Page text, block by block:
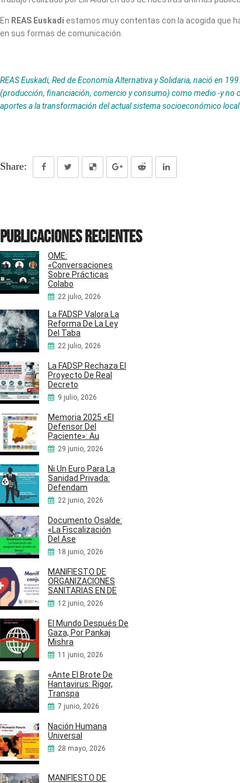
En REAS Euskadi estamos muy contentas con la acogida que
en sus formas de comunicación.
REAS Euskadi, Red de Economía Alternativa y Solidaria, nació en
(producción, financiación, comercio y consumo) como medio -y no
aportes a la transformación del actual sistema socioeconómico
Share:
Publicaciones recientes
OME:
«Conversaciones
Sobre Prácticas
Colabo
22 julio, 2026
La FADSP Valora La
Reforma De La Ley
Del Taba
22 julio, 2026
La FADSP Rechaza El
Proyecto De Real
Decreto
9 julio, 2026
Memoria 2025 «El
Defensor Del
Paciente»: Au
29 junio, 2026
Ni Un Euro Para La
Sanidad Privada:
Defendam
22 junio, 2026
Documento Osalde:
«La Fiscalización
Del Ase
18 junio, 2026
MANIFIESTO DE
ORGANIZACIONES
SANITARIAS EN DE
12 junio, 2026
El Mundo Después De
Gaza, Por Pankaj
Mishra
11 junio, 2026
«Ante El Brote De
Hantavirus: Rigor,
Transpa
7 junio, 2026
Nación Humana
Universal
28 mayo, 2026
MANIFIESTO DE